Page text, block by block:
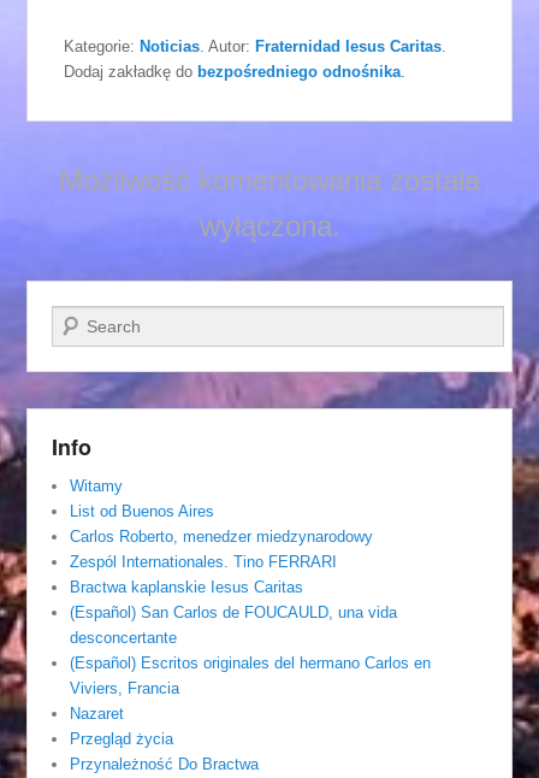
Kategorie:Noticias . Autor:Fraternidad Iesus Caritas
Dodaj zakładkę do bezpośredniego odnośnika
Możliwość komentowania została
wyłączona.
Szukaj
Info
Witamy
List od Buenos Aires
Carlos Roberto, menedzer miedzynarodowy
Zespól Internationales. Tino FERRARI
Bractwa kaplanskie Iesus Caritas
(Español) San Carlos de FOUCAULD, una vida
desconcertante
(Español) Escritos originales del hermano Carlos en
Viviers, Francia
Nazaret
Przegląd życia
Przynależność Do Bractwa